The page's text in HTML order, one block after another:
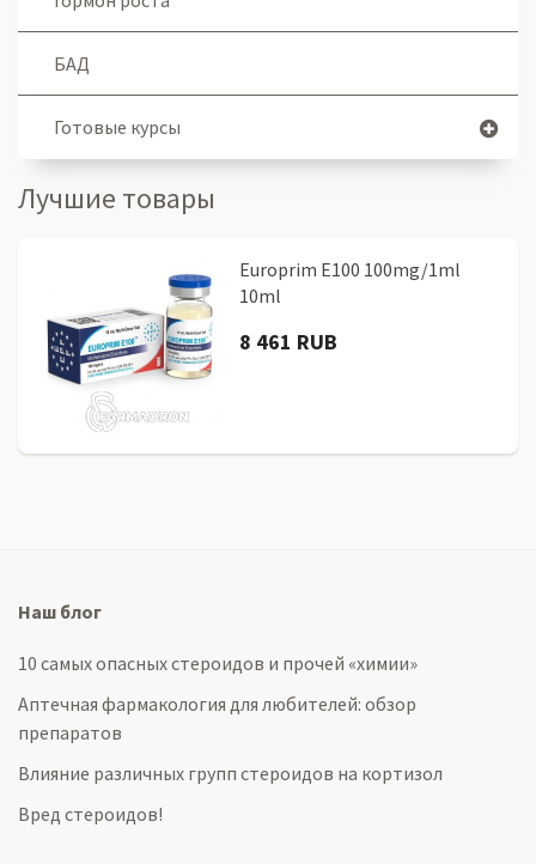
БАД
Готовые курсы
Лучшие товары
Europrim E100 100mg/1ml
10ml
8 461 RUB
Наш блог
10 самых опасных стероидов и прочей «химии»
Аптечная фармакология для любителей: обзор
препаратов
Влияние различных групп стероидов на кортизол
Вред стероидов!